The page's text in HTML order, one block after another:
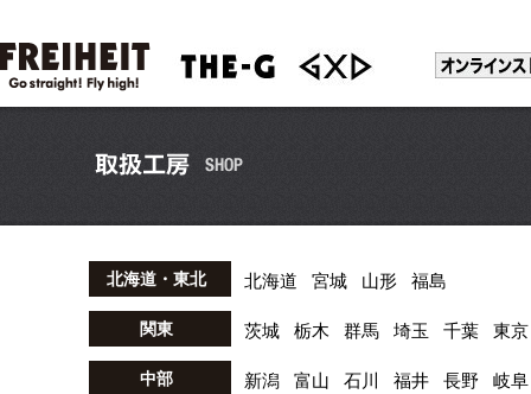
北海道・東北 北海道 宮城 山形 福島
関東 茨城 栃木 群馬 埼玉 千葉 東京
中部 新潟 富山 石川 福井 長野 岐阜